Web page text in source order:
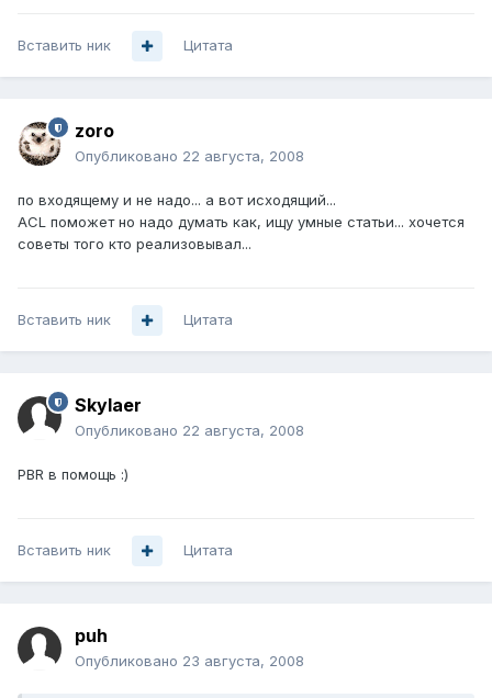
Вставить ник Цитата
zoro
Опубликовано 22 августа, 2008
по входящему и не надо... а вот исходящий...
ACL поможет но надо думать как, ищу умные статьи... хочется
советы того кто реализовывал...
Вставить ник Цитата
Skylaer
Опубликовано 22 августа, 2008
PBR в помощь :)
Вставить ник Цитата
puh
Опубликовано 23 августа, 2008